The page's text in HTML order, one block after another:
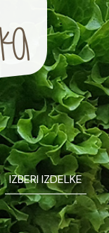
IZBERI IZDELKE